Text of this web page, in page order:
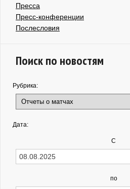
Пресса
Пресс-конференции
Послесловия
Поиск по новостям
Рубрика:
Дата:
С
по